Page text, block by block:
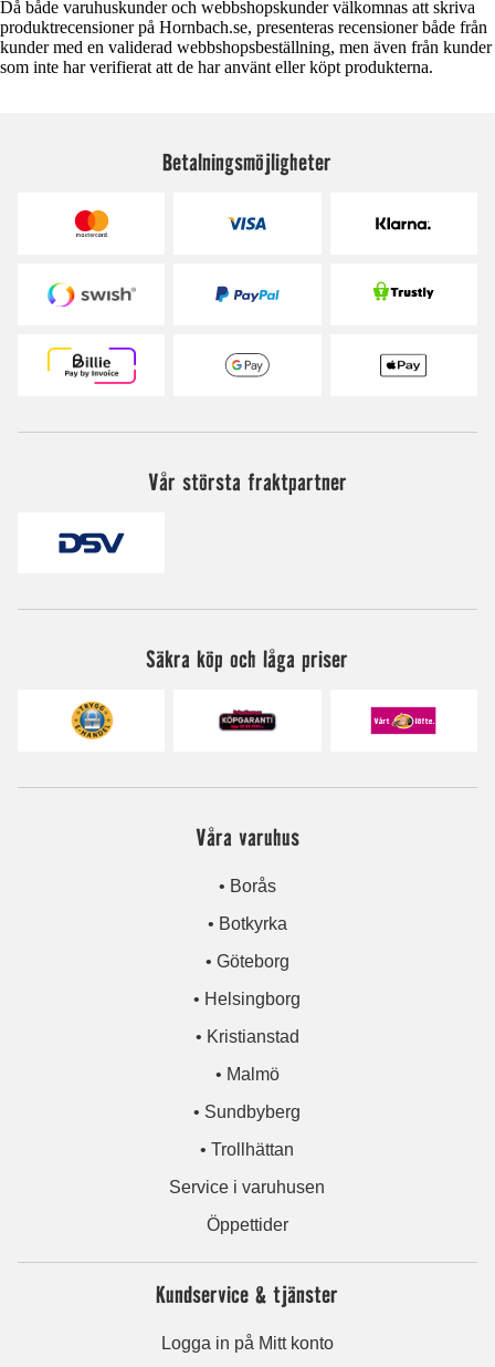
Då både varuhuskunder och webbshopskunder välkomnas att skriva
produktrecensioner på Hornbach.se, presenteras recensioner både från
kunder med en validerad webbshopsbeställning, men även från kunder
som inte har verifierat att de har använt eller köpt produkterna.
Betalningsmöjligheter
Vår största fraktpartner
Säkra köp och låga priser
Våra varuhus
• Borås
• Botkyrka
• Göteborg
• Helsingborg
• Kristianstad
• Malmö
• Sundbyberg
• Trollhättan
Service i varuhusen
Öppettider
Kundservice & tjänster
Logga in på Mitt konto